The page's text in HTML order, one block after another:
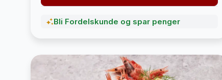
Bli Fordelskunde og spar penger